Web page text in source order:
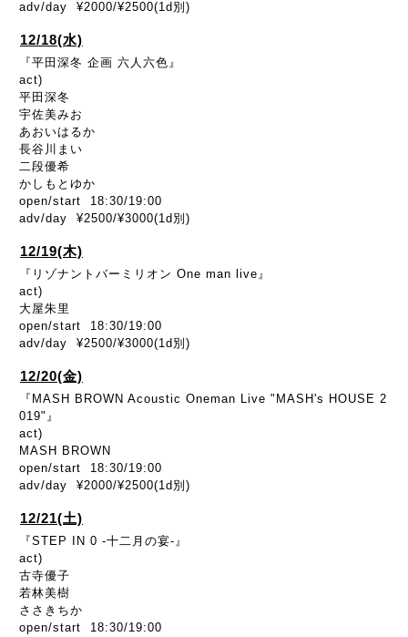
adv/day ¥2000/¥2500(1d別)
12/18(水)
『平田深冬 企画 六人六色』
act)
平田深冬
宇佐美みお
あおいはるか
長谷川まい
二段優希
かしもとゆか
open/start 18:30/19:00
adv/day ¥2500/¥3000(1d別)
12/19(木)
『リゾナントバーミリオン One man live』
act)
大屋朱里
open/start 18:30/19:00
adv/day ¥2500/¥3000(1d別)
12/20(金)
『MASH BROWN Acoustic Oneman Live "MASH's HOUSE 2
019"』
act)
MASH BROWN
open/start 18:30/19:00
adv/day ¥2000/¥2500(1d別)
12/21(土)
『STEP IN 0 -十二月の宴-』
act)
古寺優子
若林美樹
ささきちか
open/start 18:30/19:00